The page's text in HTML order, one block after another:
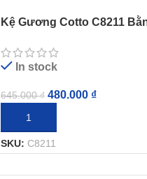
Kệ Gương Cotto C8211
In stock
645.000₫ 480.000 ₫
THÊM VÀO GIỎ HÀNG
SKU: C8211